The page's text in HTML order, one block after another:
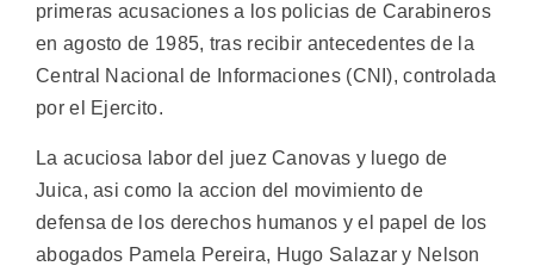
primeras acusaciones a los policias de Carabineros
en agosto de 1985, tras recibir antecedentes de la
Central Nacional de Informaciones (CNI), controlada
por el Ejercito.
La acuciosa labor del juez Canovas y luego de
Juica, asi como la accion del movimiento de
defensa de los derechos humanos y el papel de los
abogados Pamela Pereira, Hugo Salazar y Nelson